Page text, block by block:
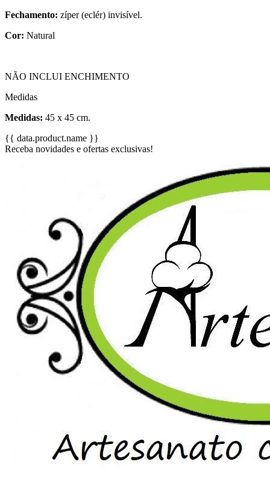
Fechamento: zíper (eclér) invisível.
Cor: Natural
NÃO INCLUI ENCHIMENTO
Medidas
Medidas: 45 x 45 cm.
{{ data.product.name }}
Receba novidades e ofertas exclusivas!